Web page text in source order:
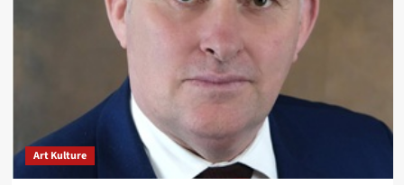
Art Kulture